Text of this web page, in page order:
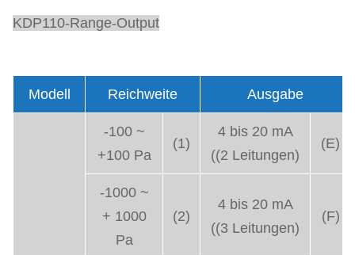
KDP110-Range-Output
Modell Reichweite Ausgabe
-100 ~
+100 Pa
(1)
4 bis 20 mA
((2 Leitungen)
(E)
-1000 ~
+ 1000
Pa
(2)
4 bis 20 mA
((3 Leitungen)
(F)